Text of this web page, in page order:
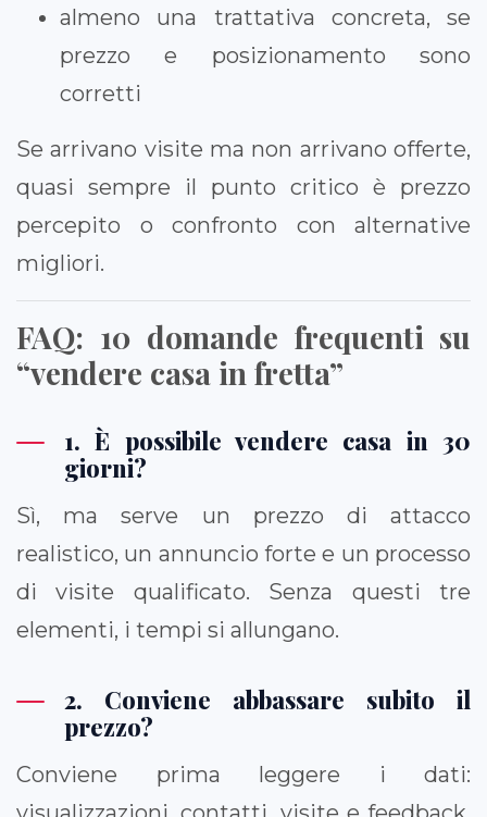
almeno una trattativa concreta, se
prezzo e posizionamento sono
corretti
Se arrivano visite ma non arrivano offerte,
quasi sempre il punto critico è prezzo
percepito o confronto con alternative
migliori.
FAQ: 10 domande frequenti su
“vendere casa in fretta”
1. È possibile vendere casa in 30
giorni?
Sì, ma serve un prezzo di attacco
realistico, un annuncio forte e un processo
di visite qualificato. Senza questi tre
elementi, i tempi si allungano.
2. Conviene abbassare subito il
prezzo?
Conviene prima leggere i dati: